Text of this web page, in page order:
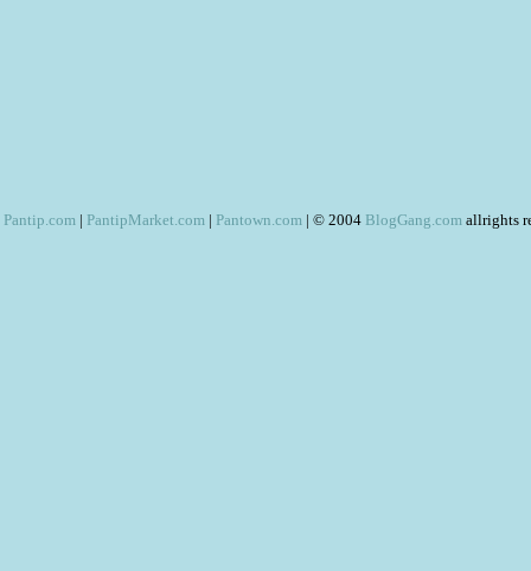
Pantip.com | PantipMarket.com | Pantown.com | © 2004 BlogGang.com allrights